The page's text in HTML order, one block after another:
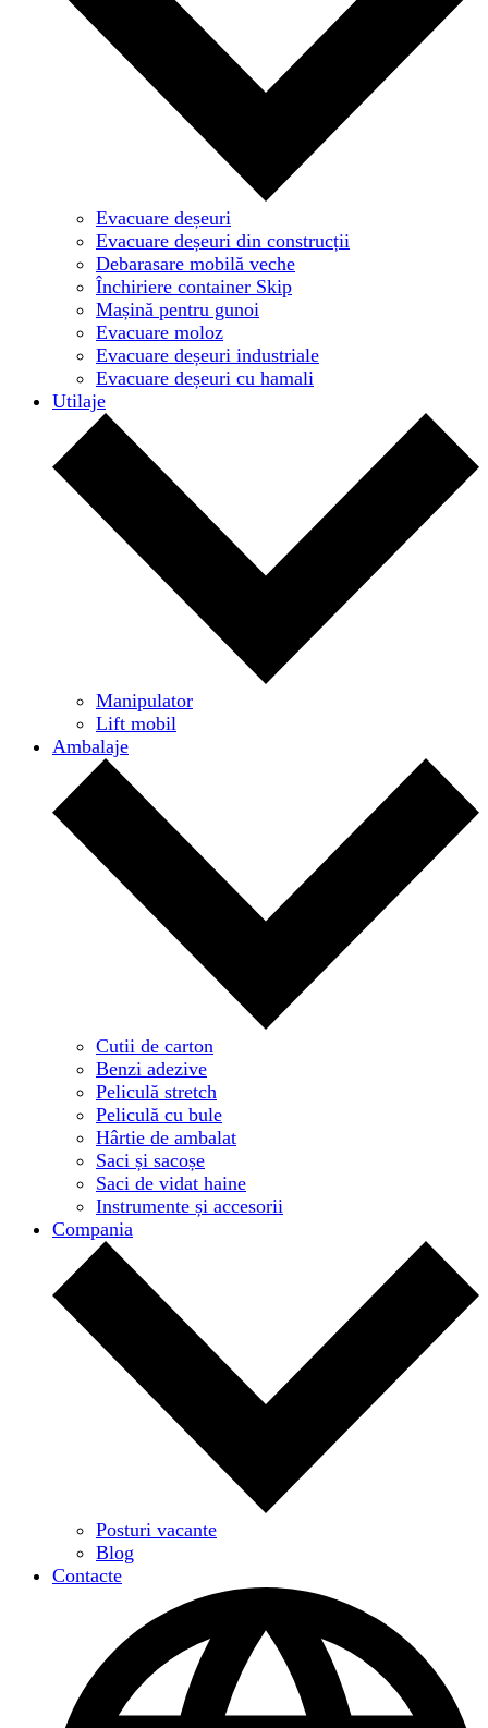
Evacuare deșeuri
Evacuare deșeuri din construcții
Debarasare mobilă veche
Închiriere container Skip
Mașină pentru gunoi
Evacuare moloz
Evacuare deșeuri industriale
Evacuare deșeuri cu hamali
Utilaje
Manipulator
Lift mobil
Ambalaje
Cutii de carton
Benzi adezive
Peliculă stretch
Peliculă cu bule
Hârtie de ambalat
Saci și sacoșe
Saci de vidat haine
Instrumente și accesorii
Compania
Posturi vacante
Blog
Contacte